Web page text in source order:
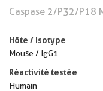
Caspase 2/P32/P18
Hôte / Isotype
Mouse / IgG1
Réactivité testée
Humain